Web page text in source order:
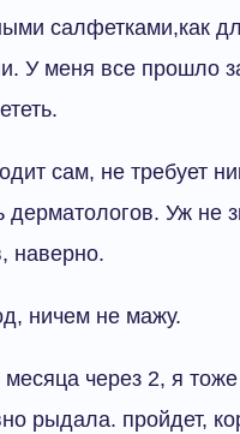
салфетками,как
У меня все прошло
сам, не требует
Уж не
наверно.
ничем не мажу.
через 2, я
рыдала. пройдет,